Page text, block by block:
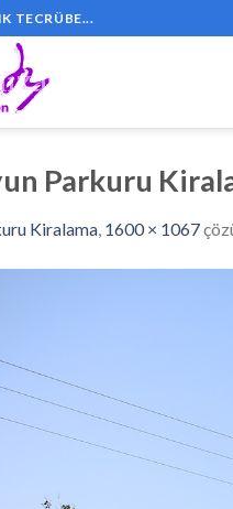
TECRÜBE...
Parkuru
Kiralama 1600 × 1067